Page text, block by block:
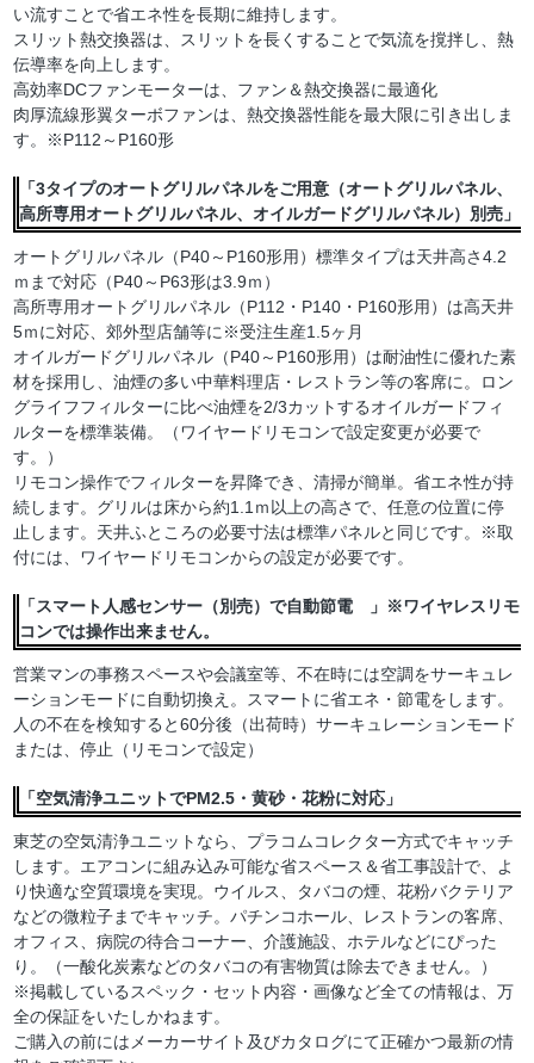
い流すことで省エネ性を長期に維持します。
スリット熱交換器は、スリットを長くすることで気流を撹拌し、熱
伝導率を向上します。
高効率DCファンモーターは、ファン＆熱交換器に最適化
肉厚流線形翼ターボファンは、熱交換器性能を最大限に引き出しま
す。※P112～P160形
「3タイプのオートグリルパネルをご用意（オートグリルパネル、
高所専用オートグリルパネル、オイルガードグリルパネル）別売」
オートグリルパネル（P40～P160形用）標準タイプは天井高さ4.2
ｍまで対応（P40～P63形は3.9ｍ）
高所専用オートグリルパネル（P112・P140・P160形用）は高天井
5ｍに対応、郊外型店舗等に※受注生産1.5ヶ月
オイルガードグリルパネル（P40～P160形用）は耐油性に優れた素
材を採用し、油煙の多い中華料理店・レストラン等の客席に。ロン
グライフフィルターに比べ油煙を2/3カットするオイルガードフィ
ルターを標準装備。（ワイヤードリモコンで設定変更が必要で
す。）
リモコン操作でフィルターを昇降でき、清掃が簡単。省エネ性が持
続します。グリルは床から約1.1ｍ以上の高さで、任意の位置に停
止します。天井ふところの必要寸法は標準パネルと同じです。※取
付には、ワイヤードリモコンからの設定が必要です。
「スマート人感センサー（別売）で自動節電 」※ワイヤレスリモ
コンでは操作出来ません。
営業マンの事務スペースや会議室等、不在時には空調をサーキュレ
ーションモードに自動切換え。スマートに省エネ・節電をします。
人の不在を検知すると60分後（出荷時）サーキュレーションモード
または、停止（リモコンで設定）
「空気清浄ユニットでPM2.5・黄砂・花粉に対応」
東芝の空気清浄ユニットなら、プラコムコレクター方式でキャッチ
します。エアコンに組み込み可能な省スペース＆省工事設計で、よ
り快適な空質環境を実現。ウイルス、タバコの煙、花粉バクテリア
などの微粒子までキャッチ。パチンコホール、レストランの客席、
オフィス、病院の待合コーナー、介護施設、ホテルなどにぴった
り。（一酸化炭素などのタバコの有害物質は除去できません。）
※掲載しているスペック・セット内容・画像など全ての情報は、万
全の保証をいたしかねます。
ご購入の前にはメーカーサイト及びカタログにて正確かつ最新の情